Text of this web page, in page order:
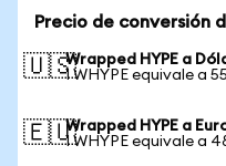
Precio de conversión
🇺🇸Wrapped HYPE a
1 WHYPE equivale a
🇪🇺Wrapped HYPE a
1 WHYPE equivale a